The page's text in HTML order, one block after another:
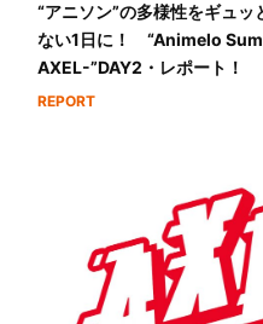
“アニソン”の多様性をギュ
ない1日に！ “Animelo
AXEL-”DAY2・レポート！
REPORT